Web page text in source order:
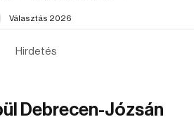
Választás 2026
Hirdetés
Debrecen-Józsán